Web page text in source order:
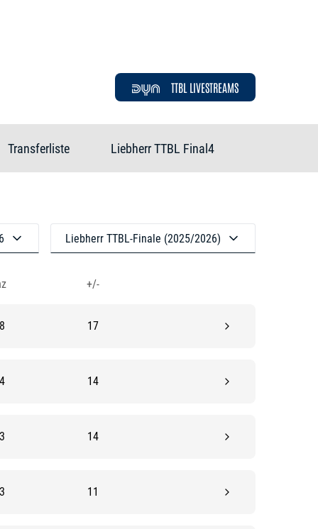
TTBL LIVESTREAMS
Transferliste Liebherr TTBL Final4
Liebherr TTBL-Finale (2025/2026)
+/-
8 17
4 14
3 14
3 11